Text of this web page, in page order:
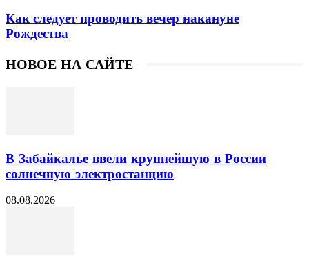
Как следует проводить вечер накануне
Рождества
НОВОЕ НА САЙТЕ
В Забайкалье ввели крупнейшую в России
солнечную электростанцию
08.08.2026